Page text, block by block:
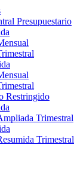
Presupuestario
Restringido
Trimestral
Trimestral